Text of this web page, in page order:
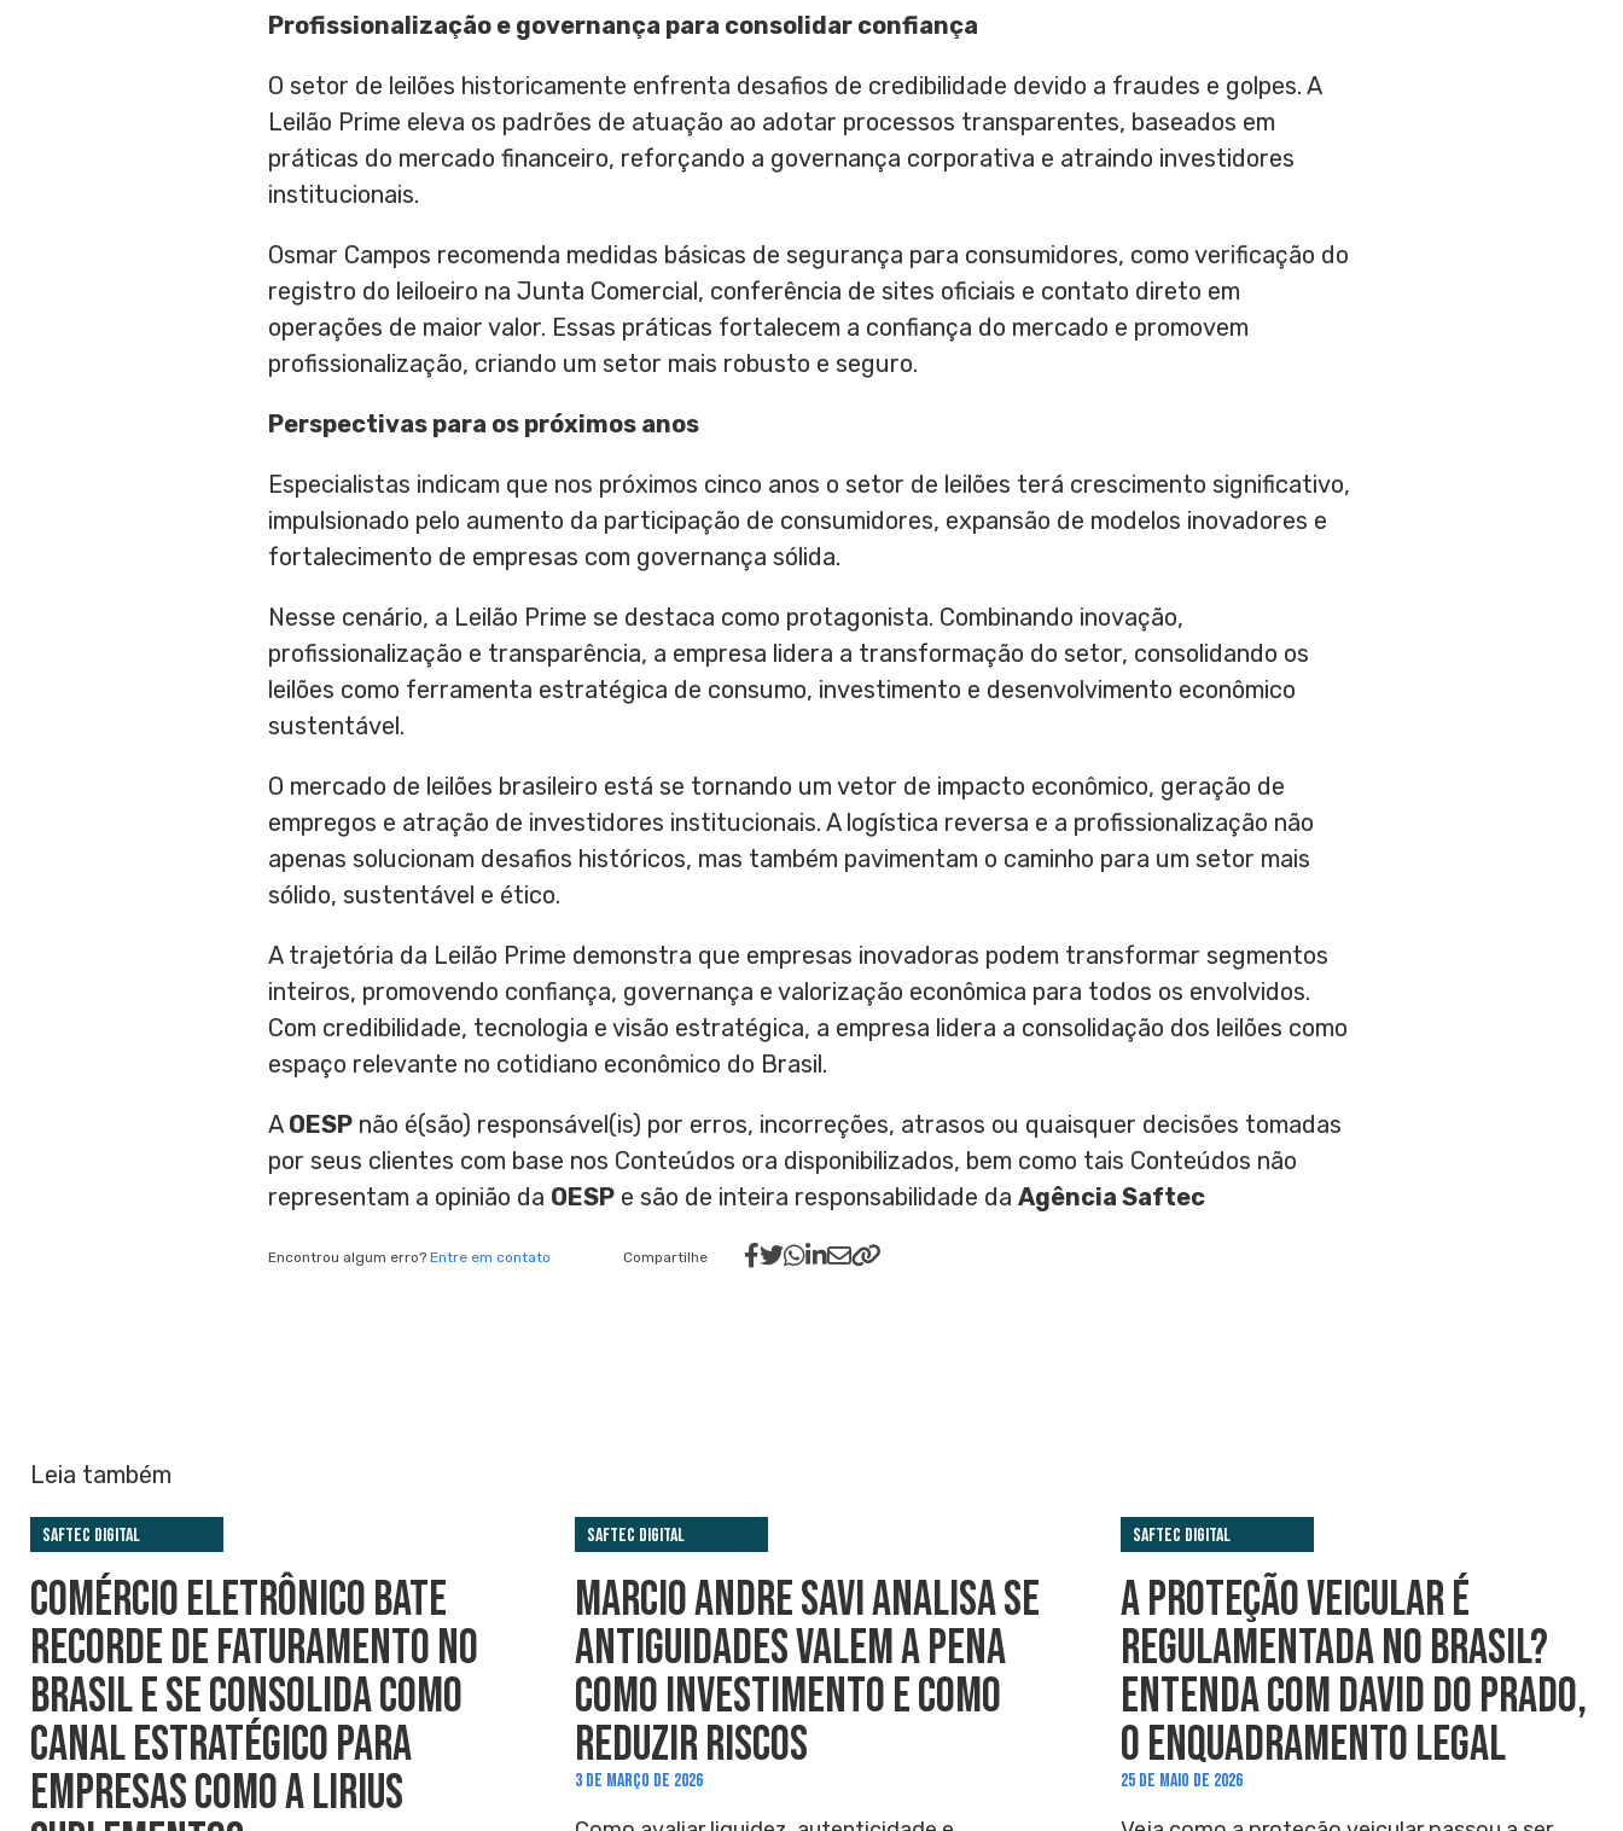
Profissionalização e governança para consolidar confiança
O setor de leilões historicamente enfrenta desafios de credibilidade devido a fraudes e golpes. A
Leilão Prime eleva os padrões de atuação ao adotar processos transparentes, baseados em
práticas do mercado financeiro, reforçando a governança corporativa e atraindo investidores
institucionais.
Osmar Campos recomenda medidas básicas de segurança para consumidores, como verificação do
registro do leiloeiro na Junta Comercial, conferência de sites oficiais e contato direto em
operações de maior valor. Essas práticas fortalecem a confiança do mercado e promovem
profissionalização, criando um setor mais robusto e seguro.
Perspectivas para os próximos anos
Especialistas indicam que nos próximos cinco anos o setor de leilões terá crescimento significativo,
impulsionado pelo aumento da participação de consumidores, expansão de modelos inovadores e
fortalecimento de empresas com governança sólida.
Nesse cenário, a Leilão Prime se destaca como protagonista. Combinando inovação,
profissionalização e transparência, a empresa lidera a transformação do setor, consolidando os
leilões como ferramenta estratégica de consumo, investimento e desenvolvimento econômico
sustentável.
O mercado de leilões brasileiro está se tornando um vetor de impacto econômico, geração de
empregos e atração de investidores institucionais. A logística reversa e a profissionalização não
apenas solucionam desafios históricos, mas também pavimentam o caminho para um setor mais
sólido, sustentável e ético.
A trajetória da Leilão Prime demonstra que empresas inovadoras podem transformar segmentos
inteiros, promovendo confiança, governança e valorização econômica para todos os envolvidos.
Com credibilidade, tecnologia e visão estratégica, a empresa lidera a consolidação dos leilões como
espaço relevante no cotidiano econômico do Brasil.
A OESP não é(são) responsável(is) por erros, incorreções, atrasos ou quaisquer decisões tomadas
por seus clientes com base nos Conteúdos ora disponibilizados, bem como tais Conteúdos não
representam a opinião da OESP e são de inteira responsabilidade da Agência Saftec
Encontrou algum erro? Entre em contato Compartilhe
Leia também
Saftec Digital
COMÉRCIO ELETRÔNICO BATE
RECORDE DE FATURAMENTO NO
BRASIL E SE CONSOLIDA COMO
CANAL ESTRATÉGICO PARA
EMPRESAS COMO A LIRIUS
Saftec Digital
MARCIO ANDRE SAVI ANALISA SE
ANTIGUIDADES VALEM A PENA
COMO INVESTIMENTO E COMO
REDUZIR RISCOS
3 DE MARÇO DE 2026
Saftec Digital
A PROTEÇÃO VEICULAR É
REGULAMENTADA NO BRASIL?
ENTENDA COM DAVID DO PRADO,
O ENQUADRAMENTO LEGAL
25 DE MAIO DE 2026